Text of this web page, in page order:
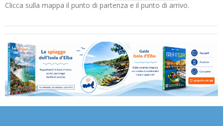
Clicca sulla mappa il punto di partenza e il punto di arrivo.